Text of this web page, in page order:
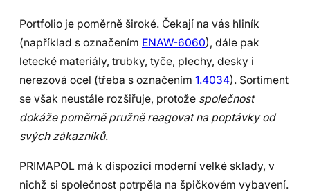
Portfolio je poměrně široké. Čekají na vás hliník
(například s označením ENAW-6060), dále pak
letecké materiály, trubky, tyče, plechy, desky i
nerezová ocel (třeba s označením 1.4034). Sortiment
se však neustále rozšiřuje, protože společnost
dokáže poměrně pružně reagovat na poptávky od
svých zákazníků.
PRIMAPOL má k dispozici moderní velké sklady, v
nichž si společnost potrpěla na špičkovém vybavení.